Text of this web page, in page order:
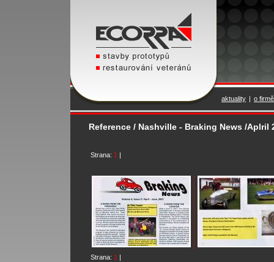
aktuality | o firmě
Reference / Nashville - Braking News /Aplril
Strana: 1 |
Strana: 1 |